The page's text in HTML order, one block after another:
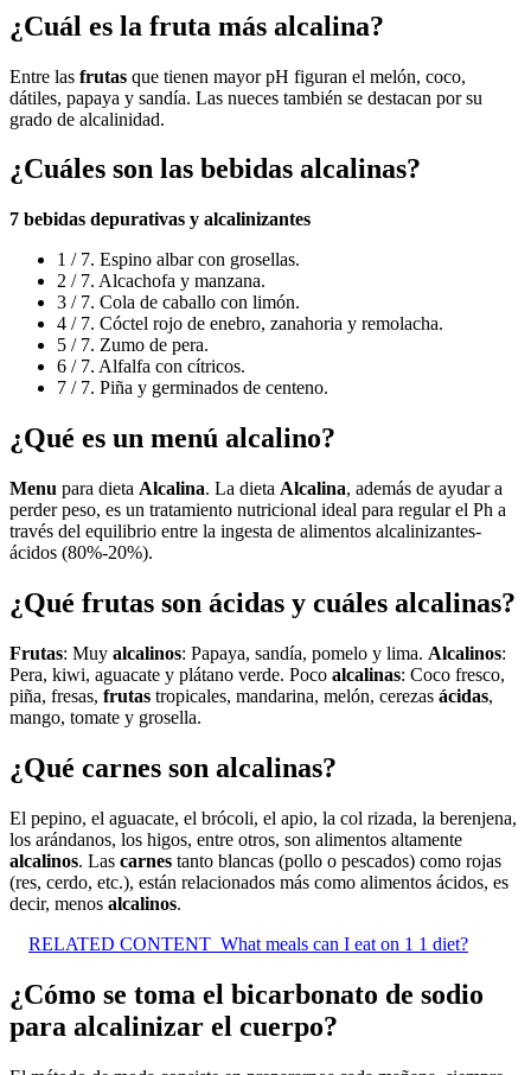
¿Cuál es la fruta más alcalina?
Entre las frutas que tienen mayor pH figuran el melón, coco,
dátiles, papaya y sandía. Las nueces también se destacan por su
grado de alcalinidad.
¿Cuáles son las bebidas alcalinas?
7 bebidas depurativas y alcalinizantes
1 / 7. Espino albar con grosellas.
2 / 7. Alcachofa y manzana.
3 / 7. Cola de caballo con limón.
4 / 7. Cóctel rojo de enebro, zanahoria y remolacha.
5 / 7. Zumo de pera.
6 / 7. Alfalfa con cítricos.
7 / 7. Piña y germinados de centeno.
¿Qué es un menú alcalino?
Menu para dieta Alcalina. La dieta Alcalina, además de ayudar a
perder peso, es un tratamiento nutricional ideal para regular el Ph a
través del equilibrio entre la ingesta de alimentos alcalinizantes-
ácidos (80%-20%).
¿Qué frutas son ácidas y cuáles alcalinas?
Frutas: Muy alcalinos: Papaya, sandía, pomelo y lima. Alcalinos:
Pera, kiwi, aguacate y plátano verde. Poco alcalinas: Coco fresco,
piña, fresas, frutas tropicales, mandarina, melón, cerezas ácidas,
mango, tomate y grosella.
¿Qué carnes son alcalinas?
El pepino, el aguacate, el brócoli, el apio, la col rizada, la berenjena,
los arándanos, los higos, entre otros, son alimentos altamente
alcalinos. Las carnes tanto blancas (pollo o pescados) como rojas
(res, cerdo, etc.), están relacionados más como alimentos ácidos, es
decir, menos alcalinos.
RELATED CONTENT What meals can I eat on 1 1 diet?
¿Cómo se toma el bicarbonato de sodio
para alcalinizar el cuerpo?